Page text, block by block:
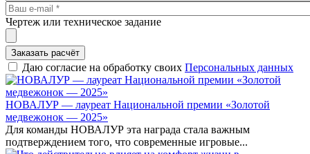
Чертеж или техническое задание
Заказать расчёт
Даю согласие на обработку своих Персональных данных
НОВАЛУР — лауреат Национальной премии «Золотой
медвежонок — 2025»
Для команды НОВАЛУР эта награда стала важным
подтверждением того, что современные игровые...